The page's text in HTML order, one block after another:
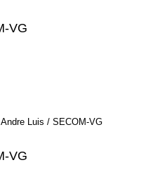
Andre Luis / SECOM-VG